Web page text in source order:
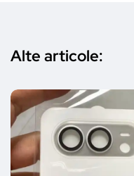
Alte articole: